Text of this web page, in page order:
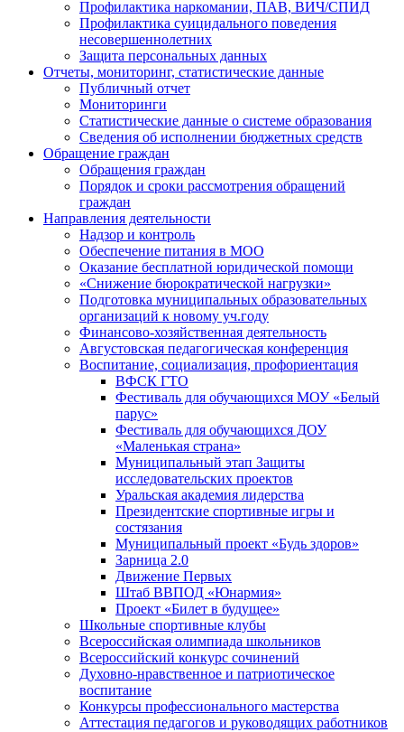
Профилактика наркомании, ПАВ, ВИЧ/СПИД
Профилактика суицидального поведения
несовершеннолетних
Защита персональных данных
Отчеты, мониторинг, статистические данные
Публичный отчет
Мониторинги
Статистические данные о системе образования
Сведения об исполнении бюджетных средств
Обращение граждан
Обращения граждан
Порядок и сроки рассмотрения обращений
граждан
Направления деятельности
Надзор и контроль
Обеспечение питания в МОО
Оказание бесплатной юридической помощи
«Снижение бюрократической нагрузки»
Подготовка муниципальных образовательных
организаций к новому уч.году
Финансово-хозяйственная деятельность
Августовская педагогическая конференция
Воспитание, социализация, профориентация
ВФСК ГТО
Фестиваль для обучающихся МОУ «Белый
парус»
Фестиваль для обучающихся ДОУ
«Маленькая страна»
Муниципальный этап Защиты
исследовательских проектов
Уральская академия лидерства
Президентские спортивные игры и
состязания
Муниципальный проект «Будь здоров»
Зарница 2.0
Движение Первых
Штаб ВВПОД «Юнармия»
Проект «Билет в будущее»
Школьные спортивные клубы
Всероссийская олимпиада школьников
Всероссийский конкурс сочинений
Духовно-нравственное и патриотическое
воспитание
Конкурсы профессионального мастерства
Аттестация педагогов и руководящих работников